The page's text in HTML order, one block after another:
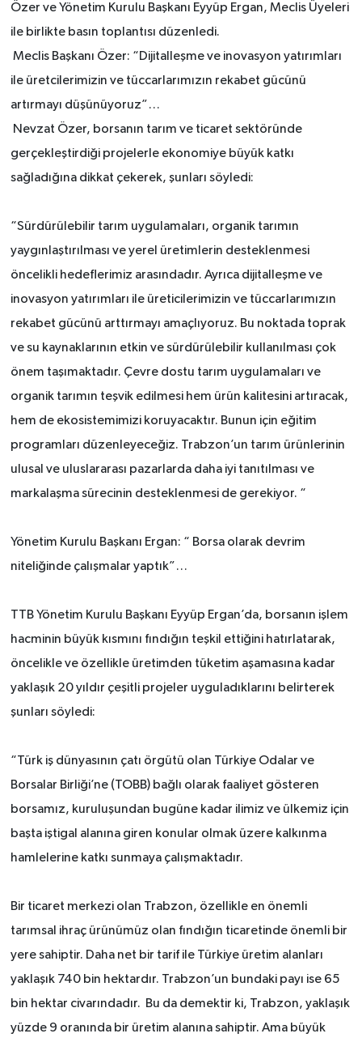
Özer ve Yönetim Kurulu Başkanı Eyyüp Ergan, Meclis Üyeleri
ile birlikte basın toplantısı düzenledi.
Meclis Başkanı Özer: “Dijitalleşme ve inovasyon yatırımları
ile üretcilerimizin ve tüccarlarımızın rekabet gücünü
artırmayı düşünüyoruz”…
Nevzat Özer, borsanın tarım ve ticaret sektöründe
gerçekleştirdiği projelerle ekonomiye büyük katkı
sağladığına dikkat çekerek, şunları söyledi:
“Sürdürülebilir tarım uygulamaları, organik tarımın
yaygınlaştırılması ve yerel üretimlerin desteklenmesi
öncelikli hedeflerimiz arasındadır. Ayrıca dijitalleşme ve
inovasyon yatırımları ile üreticilerimizin ve tüccarlarımızın
rekabet gücünü arttırmayı amaçlıyoruz. Bu noktada toprak
ve su kaynaklarının etkin ve sürdürülebilir kullanılması çok
önem taşımaktadır. Çevre dostu tarım uygulamaları ve
organik tarımın teşvik edilmesi hem ürün kalitesini artıracak,
hem de ekosistemimizi koruyacaktır. Bunun için eğitim
programları düzenleyeceğiz. Trabzon’un tarım ürünlerinin
ulusal ve uluslararası pazarlarda daha iyi tanıtılması ve
markalaşma sürecinin desteklenmesi de gerekiyor. “
Yönetim Kurulu Başkanı Ergan: “ Borsa olarak devrim
niteliğinde çalışmalar yaptık”…
TTB Yönetim Kurulu Başkanı Eyyüp Ergan’da, borsanın işlem
hacminin büyük kısmını fındığın teşkil ettiğini hatırlatarak,
öncelikle ve özellikle üretimden tüketim aşamasına kadar
yaklaşık 20 yıldır çeşitli projeler uyguladıklarını belirterek
şunları söyledi:
“Türk iş dünyasının çatı örgütü olan Türkiye Odalar ve
Borsalar Birliği’ne (TOBB) bağlı olarak faaliyet gösteren
borsamız, kuruluşundan bugüne kadar ilimiz ve ülkemiz için
başta iştigal alanına giren konular olmak üzere kalkınma
hamlelerine katkı sunmaya çalışmaktadır.
Bir ticaret merkezi olan Trabzon, özellikle en önemli
tarımsal ihraç ürünümüz olan fındığın ticaretinde önemli bir
yere sahiptir. Daha net bir tarif ile Türkiye üretim alanları
yaklaşık 740 bin hektardır. Trabzon’un bundaki payı ise 65
bin hektar civarındadır. Bu da demektir ki, Trabzon, yaklaşık
yüzde 9 oranında bir üretim alanına sahiptir. Ama büyük